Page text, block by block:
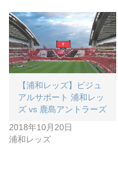
【浦和レッズ】ビジュ
アルサポート 浦和レッ
ズ vs 鹿島アントラーズ
2018年10月20日
浦和レッズ